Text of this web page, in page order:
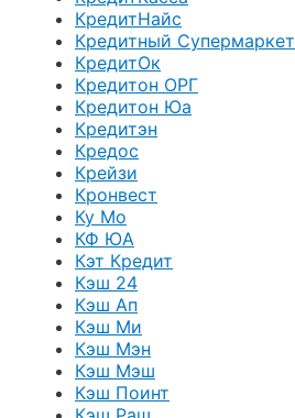
КредитНайс
Кредитный Супермаркет
КредитОк
Кредитон ОРГ
Кредитон Юа
Кредитэн
Кредос
Крейзи
Кронвест
Ку Мо
КФ ЮА
Кэт Кредит
Кэш 24
Кэш Ап
Кэш Ми
Кэш Мэн
Кэш Мэш
Кэш Поинт